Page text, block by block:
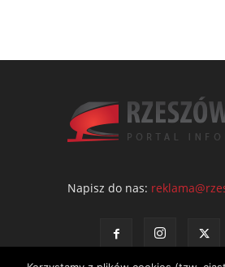
Napisz do nas: